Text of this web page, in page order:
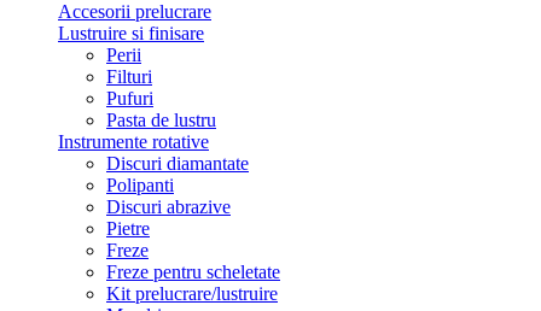
Accesorii prelucrare
Lustruire si finisare
Perii
Filturi
Pufuri
Pasta de lustru
Instrumente rotative
Discuri diamantate
Polipanti
Discuri abrazive
Pietre
Freze
Freze pentru scheletate
Kit prelucrare/lustruire